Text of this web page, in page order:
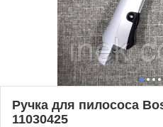
Ручка для пилососа
11030425